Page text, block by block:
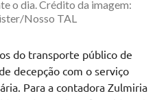
o dia. Crédito da imagem:
Nosso TAL
do transporte público de
decepção com o serviço
Para a contadora Zulmiria